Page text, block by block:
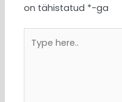
on tähistatud *-ga
here..